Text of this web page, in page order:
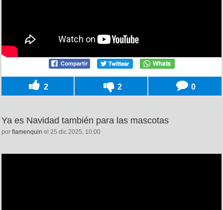
2 2 0
Ya es Navidad también para las mascotas
por flamenquin el 25 dic 2025, 10:00